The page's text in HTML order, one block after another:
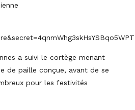
a suivi le cortège menant
de paille conçue, avant de se
pour les festivités